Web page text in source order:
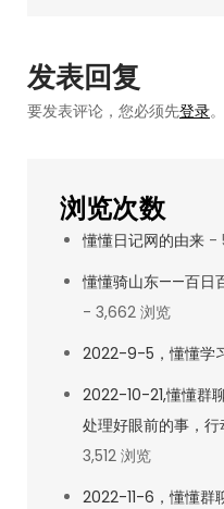
发表回复
要发表评论，您必须先登录。
浏览次数
懂懂日记网的由来 -
懂懂骑山东——百日
- 3,662 浏览
2022-9-5，懂懂学
2022-10-21,懂懂群
处理好眼前的事，
3,512 浏览
2022-11-6，懂懂群